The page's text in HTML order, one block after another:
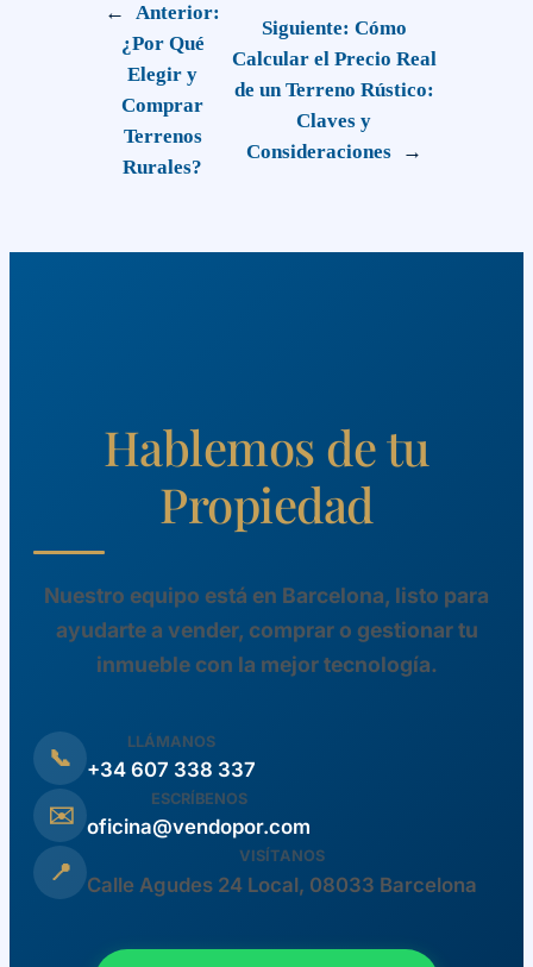
←
Anterior:
¿Por Qué
Elegir y
Comprar
Terrenos
Rurales?
Siguiente: Cómo
Calcular el Precio Real
de un Terreno Rústico:
Claves y
Consideraciones
→
Hablemos de tu
Propiedad
Nuestro equipo está en Barcelona, listo para
ayudarte a vender, comprar o gestionar tu
inmueble con la mejor tecnología.
📞
LLÁMANOS
+34 607 338 337
✉️
ESCRÍBENOS
oficina@vendopor.com
📍
VISÍTANOS
Calle Agudes 24 Local, 08033 Barcelona